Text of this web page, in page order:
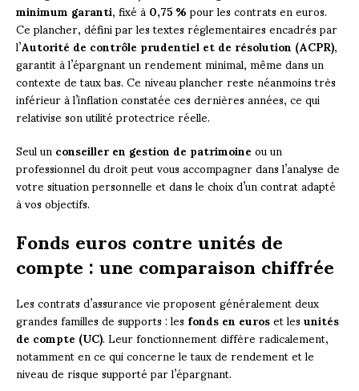
minimum garanti, fixé à0,75 %pour les contrats en euros.
Ce plancher, défini par les textes réglementaires encadrés par
l’Autorité de contrôle prudentiel et de résolution (ACPR),
garantit à l’épargnant un rendement minimal, même dans un
contexte de taux bas. Ce niveau plancher reste néanmoins très
inférieur à l’inflation constatée ces dernières années, ce qui
relativise son utilité protectrice réelle.
Seul unconseiller en gestion de patrimoineou un
professionnel du droit peut vous accompagner dans l’analyse de
votre situation personnelle et dans le choix d’un contrat adapté
à vos objectifs.
Fonds euros contre unités de
compte : une comparaison chiffrée
Les contrats d’assurance vie proposent généralement deux
grandes familles de supports : lesfonds en euroset lesunités
de compte (UC). Leur fonctionnement diffère radicalement,
notamment en ce qui concerne le taux de rendement et le
niveau de risque supporté par l’épargnant.